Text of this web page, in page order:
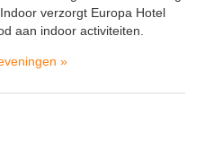
verzorgt Europa Hotel
aan indoor activiteiten.
»